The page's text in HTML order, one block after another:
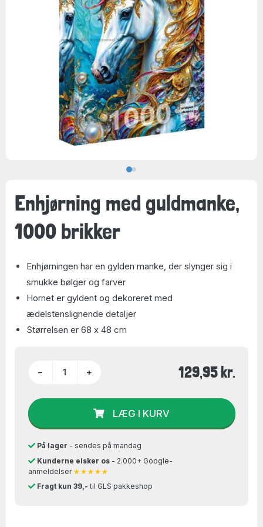
Enhjørning med guldmanke,
1000 brikker
Enhjørningen har en gylden manke, der slynger sig i
smukke bølger og farver
Hornet er gyldent og dekoreret med
ædelstenslignende detaljer
Størrelsen er 68 x 48 cm
− + 129,95 kr.
LÆG I KURV
På lager - sendes på mandag
Kunderne elsker os- 2.000+ Google-
anmeldelser ★★★★★
Fragt kun 39,- til GLS pakkeshop